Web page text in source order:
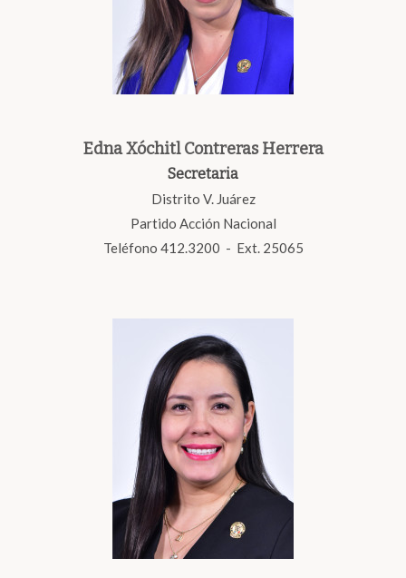
Edna Xóchitl Contreras Herrera
Secretaria
Distrito V. Juárez
Partido Acción Nacional
Teléfono 412.3200 - Ext. 25065